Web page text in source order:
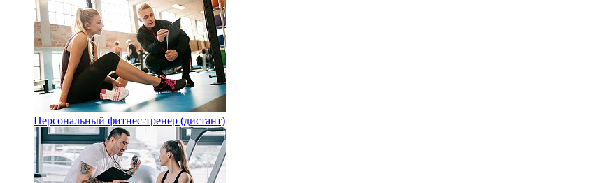
Персональный фитнес-тренер (дистант)